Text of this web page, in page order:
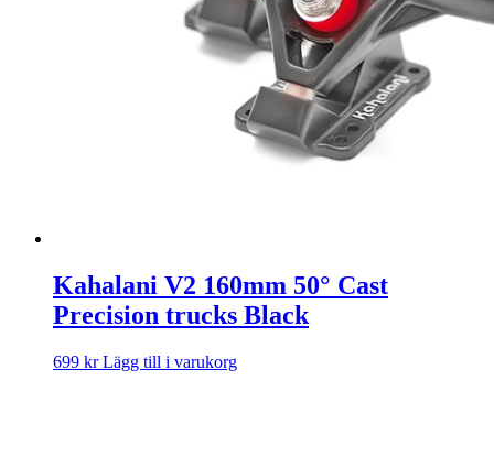
Kahalani V2 160mm 50° Cast
Precision trucks Black
699 kr Lägg till i varukorg